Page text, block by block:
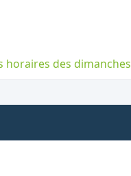
horaires des dimanches